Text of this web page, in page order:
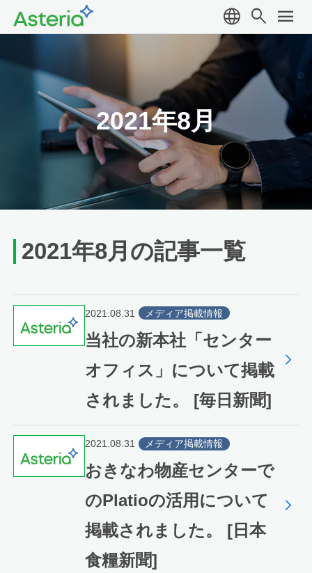
language search menu
2021年8月
2021年8月の記事一覧
2021.08.31 メディア掲載情報
当社の新本社「センター
オフィス」について掲載
されました。 [毎日新聞]
2021.08.31 メディア掲載情報
おきなわ物産センターで
のPlatioの活用について
掲載されました。 [日本
食糧新聞]